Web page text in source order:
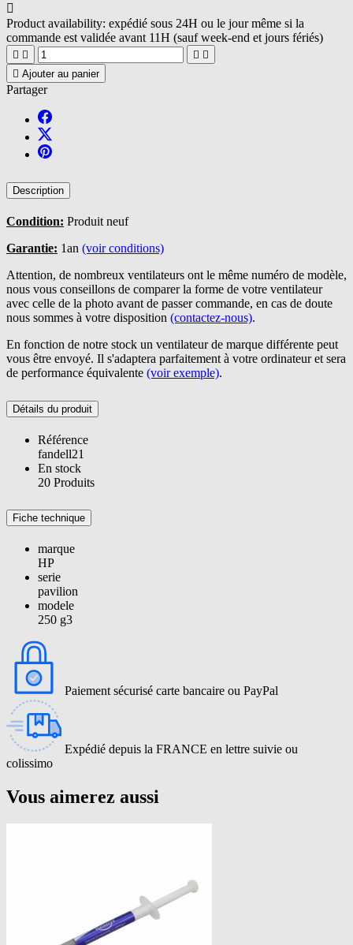

Product availability: expédié sous 24H ou le jour même si la
commande est validée avant 11H (sauf week-end et jours fériés)
   
 Ajouter au panier
Partager
Description
Condition: Produit neuf
Garantie: 1an (voir conditions)
Attention, de nombreux ventilateurs ont le même numéro de modèle,
nous vous conseillons de comparer la forme de votre ventilateur
avec celle de la photo avant de passer commande, en cas de doute
nous sommes à votre disposition (contactez-nous).
En fonction de notre stock un ventilateur de marque différente peut
vous être envoyé. Il s'adaptera parfaitement à votre ordinateur et sera
de performance équivalente (voir exemple).
Détails du produit
Référence
fandell21
En stock
20 Produits
Fiche technique
marque
HP
serie
pavilion
modele
250 g3
Paiement sécurisé carte bancaire ou PayPal
Expédié depuis la FRANCE en lettre suivie ou
colissimo
Vous aimerez aussi